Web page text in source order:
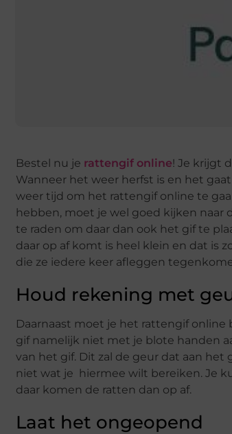
Bestel nu je rattengif online! Je krijgt
Wanneer het weer herfst is en het
weer tijd om het rattengif online te
hebben, moet je wel goed kijken naar
te raden om daar dan ook het gif te
daar op af komt is heel klein en dat is
die ze iedere keer afleggen
Houd rekening met
Daarnaast moet je het rattengif
gif namelijk niet met je blote handen
van het gif. Dit zal de geur dat aan
niet wat je hiermee wilt bereiken. Je
daar komen de ratten dan op af.
Laat het ongeopend